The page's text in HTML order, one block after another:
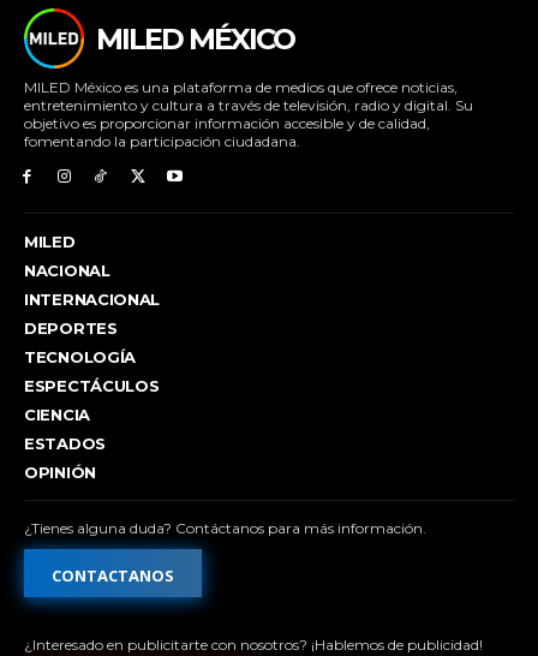
MILED MÉXICO
MILED México es una plataforma de medios que ofrece noticias,
entretenimiento y cultura a través de televisión, radio y digital. Su
objetivo es proporcionar información accesible y de calidad,
fomentando la participación ciudadana.
MILED
NACIONAL
INTERNACIONAL
DEPORTES
TECNOLOGÍA
ESPECTÁCULOS
CIENCIA
ESTADOS
OPINIÓN
¿Tienes alguna duda? Contáctanos para más información.
CONTACTANOS
¿Interesado en publicitarte con nosotros? ¡Hablemos de publicidad!